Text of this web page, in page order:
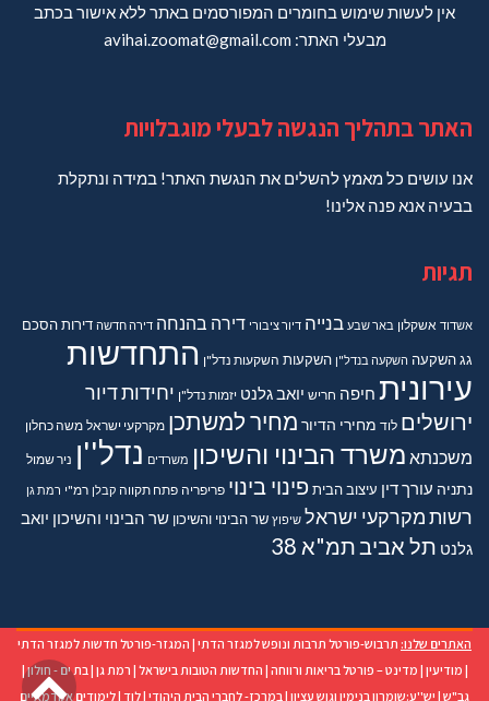
אין לעשות שימוש בחומרים המפורסמים באתר ללא אישור בכתב
מבעלי האתר: avihai.zoomat@gmail.com
האתר בתהליך הנגשה לבעלי מוגבלויות
אנו עושים כל מאמץ להשלים את הנגשת האתר! במידה ונתקלת
בבעיה אנא פנה אלינו!
תגיות
אשדוד אשקלון באר שבע בנייה דיור ציבורי דירה בהנחה דירה חדשה דירותהסכם
גגהשקעה השקעה בנדל"ן השקעות השקעות נדל"ן התחדשות
עירונית חיפה חריש יואב גלנט יזמות נדל"ן יחידות דיור
ירושלים לוד מחירי הדיור מחיר למשתכן מקרקעי ישראל משה כחלון
משכנתא משרד הבינוי והשיכון משרדים נדל''ן ניר שמול
נתניה עורך דין עיצוב הבית פינוי בינוי פריפריה פתח תקווה קבלן רמ"י רמת גן
רשות מקרקעי ישראל שיפוץ שר הבינוי והשיכון שר הבינוי והשיכון יואב
גלנט תל אביב תמ"א 38
האתרים שלנו: תרבוש-פורטל תרבות ונופש למגזר הדתי | המגזר-פורטל חדשות למגזר הדתי
| מודיעין | מדינט – פורטל בריאות ורווחה | החדשות הטובות בישראל | רמת גן | בת ים - חולון|
גב"ש | יש''ע:שומרון בנימין וגוש עציון | במרכז- לחברי הבית היהודי |לוד |לימודים אקדמאיים